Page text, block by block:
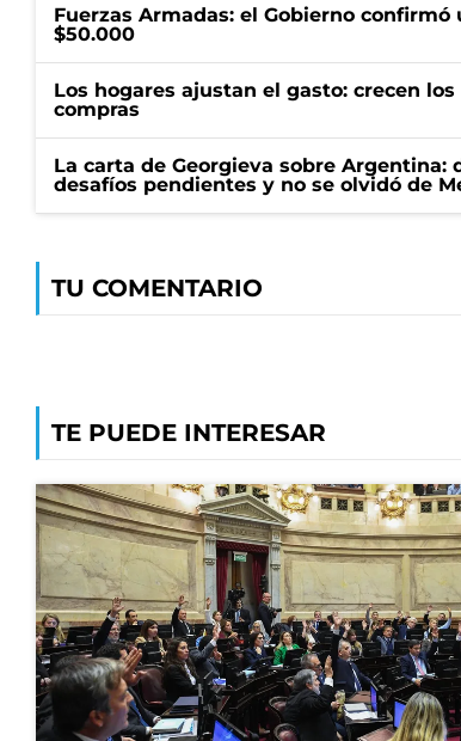
Fuerzas Armadas: el Gobierno
$50.000
Los hogares ajustan el gasto: crecen
compras
La carta de Georgieva sobre Argentina:
desafíos pendientes y no se olvidó de
TU COMENTARIO
TE PUEDE INTERESAR